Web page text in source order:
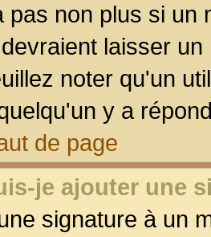
pas non plus si un
laisser
noter qu'un
y a
de page
je ajouter une
signature à un